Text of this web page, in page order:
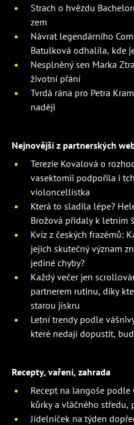
Strach o hvězdu
zem
Návrat legendárního
Batulková odhalila, kde
Nesplněný sen Marka
životní přání
Tvrdá rána pro Petra
naději
Nejnovější z partnerských
Terezie Kovalová o
vasektomii podpořila i
violoncellistka
Která to sladila lépe?
Brožová přidaly k letním
Kvíz z českých frazémů:
jejich skutečný význam
jediné chyby?
Každý večer jen
partnerem rutinu, díky
starou jiskru
Letní trendy podle
které nedají dopustit,
Recepty, vaření, zahrada
Recept na langoše podle
kůrky a vláčného středu,
Jídelníček na týden